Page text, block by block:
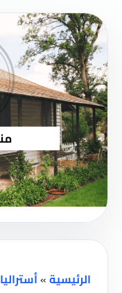
الرئيسية»أستراليا